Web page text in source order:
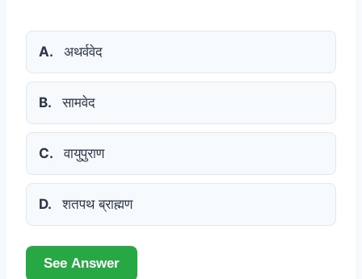
A. अथर्ववेद
B. सामवेद
C. वायुपुराण
D. शतपथ ब्राह्मण
See Answer